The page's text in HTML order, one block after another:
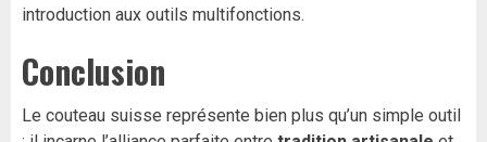
introduction aux outils multifonctions.
Conclusion
Le couteau suisse représente bien plus qu’un simple outil